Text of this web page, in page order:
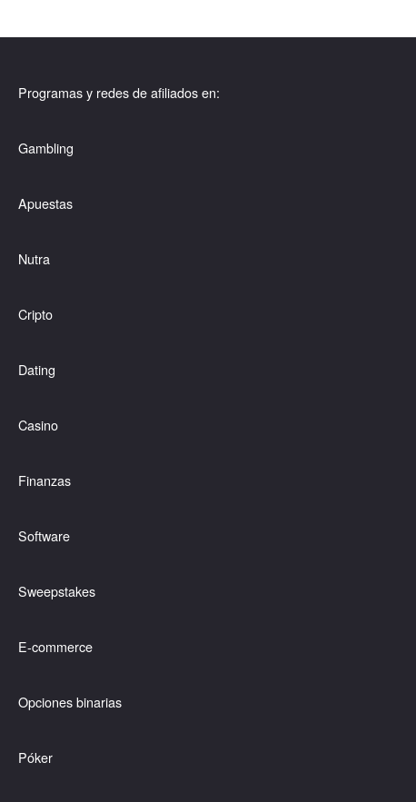
Programas y redes de afiliados en:
Gambling
Apuestas
Nutra
Cripto
Dating
Casino
Finanzas
Software
Sweepstakes
E-commerce
Opciones binarias
Póker